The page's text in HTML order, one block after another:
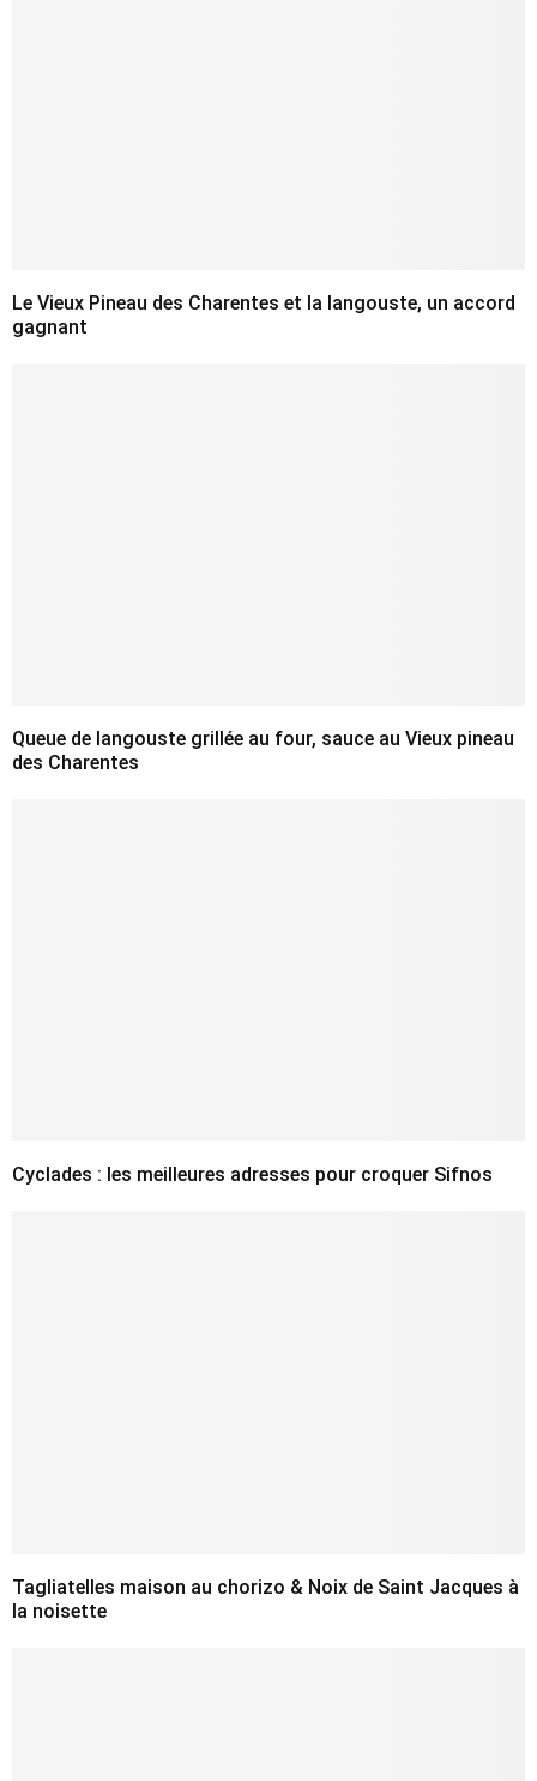
Le Vieux Pineau des Charentes et la langouste, un accord
gagnant
Queue de langouste grillée au four, sauce au Vieux pineau
des Charentes
Cyclades : les meilleures adresses pour croquer Sifnos
Tagliatelles maison au chorizo & Noix de Saint Jacques à
la noisette